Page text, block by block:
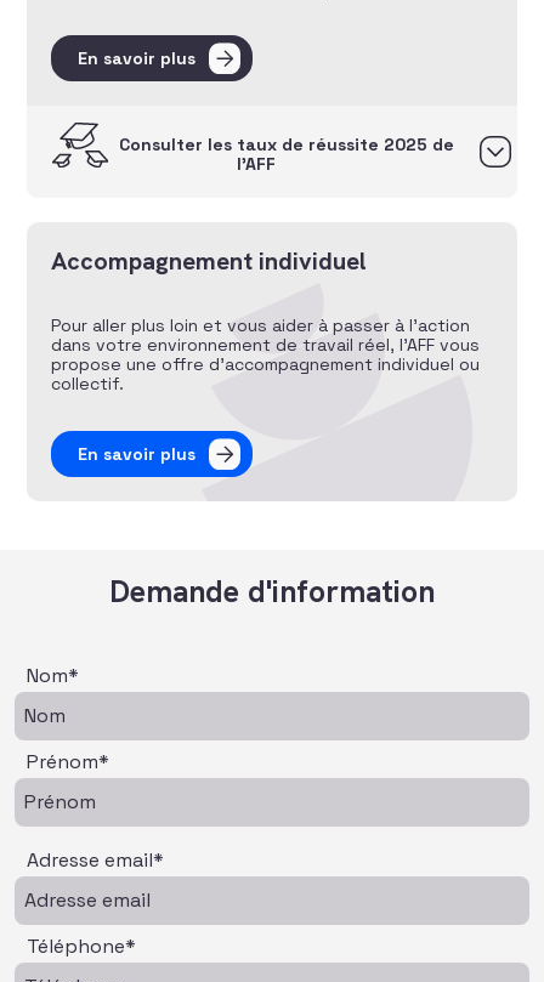
En savoir plus
Consulter les taux de réussite 2025 de
l’AFF
Accompagnement individuel
Pour aller plus loin et vous aider à passer à l’action
dans votre environnement de travail réel, l’AFF vous
propose une offre d’accompagnement individuel ou
collectif.
En savoir plus
Demande d'information
Nom*
Prénom*
Adresse email*
Téléphone*